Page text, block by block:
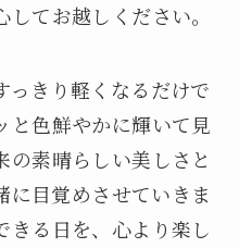
てお越しください。
っきり軽くなるだけで
と色鮮やかに輝いて見
の素晴らしい美しさと
目覚めさせていきま
きる日を、心より楽し